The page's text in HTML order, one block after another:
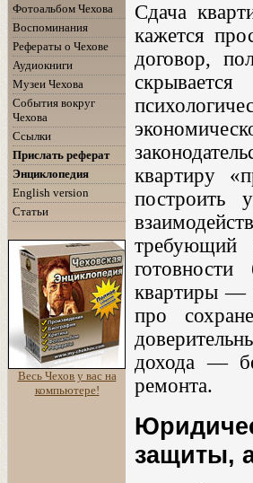
Фотоальбом Чехова
Воспоминания
Рефераты о Чехове
Аудиокниги
Музеи Чехова
События вокруг
Чехова
Ссылки
Прислать реферат
Энциклопедия
English version
Статьи
Весь Чехов у вас на
компьютере!
Сдача
кажется
договор,
квартиру
построить
требующий
квартиры —
про
дохода —
ремонта.
защиты,